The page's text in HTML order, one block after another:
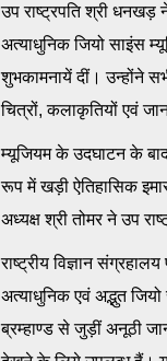
उप राष्ट्रपति श्री
अत्याधुनिक जियो साइंस
शुभकामनायें दीं। उन्होंने
चित्रों, कलाकृतियों एवं
म्यूजियम के उदघाटन के
रूप में खड़ी ऐतिहासिक
अध्यक्ष श्री तोमर ने उप
राष्ट्रीय विज्ञान
अत्याधुनिक एवं अद्भुत
ब्रम्हाण्ड से जुड़ीं अनूठी